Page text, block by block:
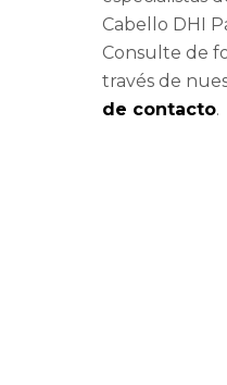
Cabello DHI
Consulte de
través de
de contacto.